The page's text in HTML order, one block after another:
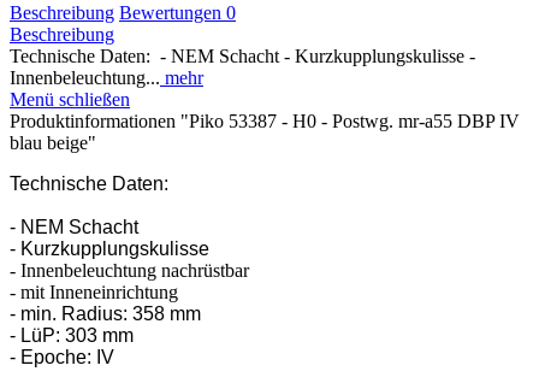
Beschreibung Bewertungen 0
Beschreibung
Technische Daten: - NEM Schacht - Kurzkupplungskulisse -
Innenbeleuchtung... mehr
Menü schließen
Produktinformationen "Piko 53387 - H0 - Postwg. mr-a55 DBP IV
blau beige"
Technische Daten:
- NEM Schacht
- Kurzkupplungskulisse
- Innenbeleuchtung nachrüstbar
- mit Inneneinrichtung
- min. Radius: 358 mm
- LüP: 303 mm
- Epoche: IV